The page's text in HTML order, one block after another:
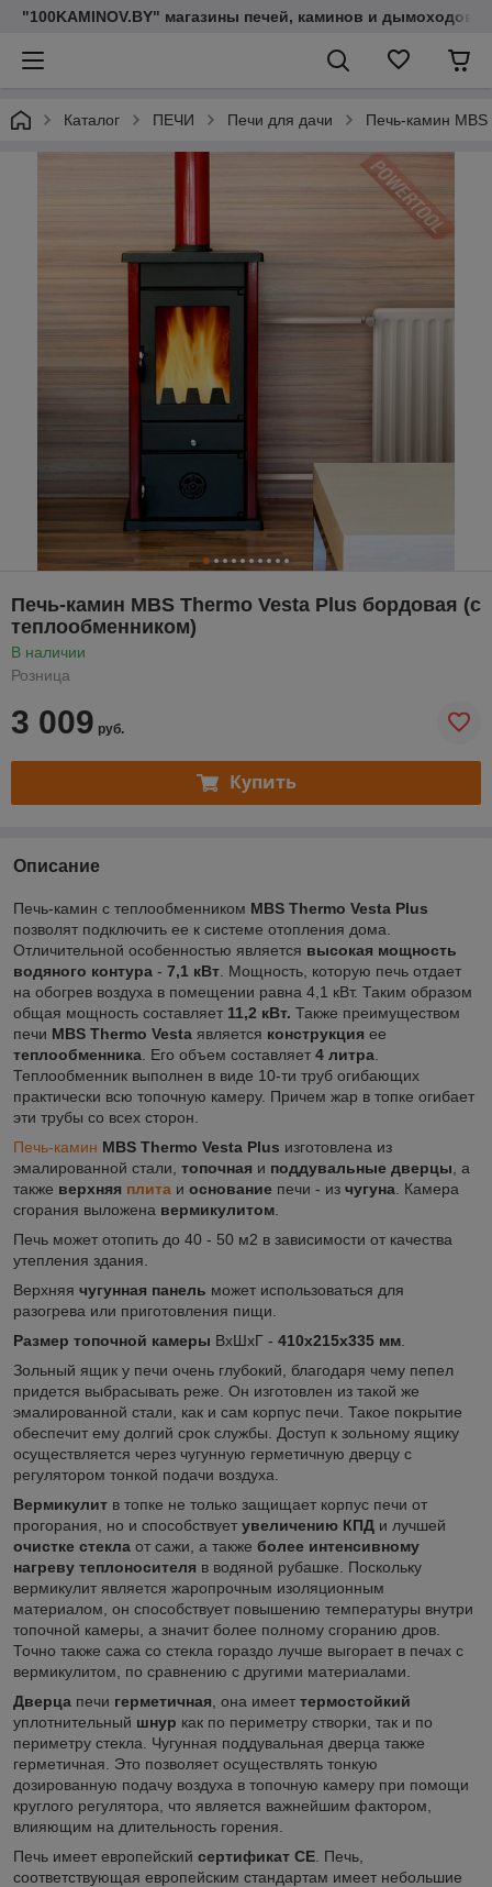
"100KAMINOV.BY" магазины печей, каминов и дымоходов
Каталог ПЕЧИ Печи для дачи Печь-камин
Печь-камин MBS Thermo Vesta Plus бордовая (с
теплообменником)
В наличии
Розница
3 009 руб.
Купить
Описание
Печь-камин с теплообменником MBS Thermo Vesta Plus
позволят подключить ее к системе отопления дома.
Отличительной особенностью является высокая мощность
водяного контура - 7,1 кВт . Мощность, которую печь отдает
на обогрев воздуха в помещении равна 4,1 кВт. Таким образом
общая мощность составляет 11,2 кВт. Также преимуществом
печи MBS Thermo Vesta является конструкция ее
теплообменника . Его объем составляет 4 литра
Теплообменник выполнен в виде 10-ти труб огибающих
практически всю топочную камеру. Причем жар в топке огибает
эти трубы со всех сторон.
Печь-камин MBS Thermo Vesta Plus изготовлена из
эмалированной стали, топочная и поддувальные дверцы , а
также верхняя плита и основание печи - из чугуна . Камера
сгорания выложена вермикулитом
Печь может отопить до 40 - 50 м2 в зависимости от качества
утепления здания.
Верхняя чугунная панель может использоваться для
разогрева или приготовления пищи.
Размер топочной камеры ВхШхГ - 410х215х335 мм
Зольный ящик у печи очень глубокий, благодаря чему пепел
придется выбрасывать реже. Он изготовлен из такой же
эмалированной стали, как и сам корпус печи. Такое покрытие
обеспечит ему долгий срок службы. Доступ к зольному ящику
осуществляется через чугунную герметичную дверцу с
регулятором тонкой подачи воздуха.
Вермикулит в топке не только защищает корпус печи от
прогорания, но и способствует увеличению КПД и лучшей
очистке стекла от сажи, а также более интенсивному
нагреву теплоносителя в водяной рубашке. Поскольку
вермикулит является жаропрочным изоляционным
материалом, он способствует повышению температуры внутри
топочной камеры, а значит более полному сгоранию дров.
Точно также сажа со стекла гораздо лучше выгорает в печах с
вермикулитом, по сравнению с другими материалами.
Дверца печи герметичная , она имеет термостойкий
уплотнительный шнур как по периметру створки, так и по
периметру стекла. Чугунная поддувальная дверца также
герметичная. Это позволяет осуществлять тонкую
дозированную подачу воздуха в топочную камеру при помощи
круглого регулятора, что является важнейшим фактором,
влияющим на длительность горения.
Печь имеет европейский сертификат CE . Печь,
соответствующая европейским стандартам имеет небольшие